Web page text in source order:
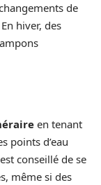
de
hiver, des
en tenant
points d’eau
conseillé de se
même si des